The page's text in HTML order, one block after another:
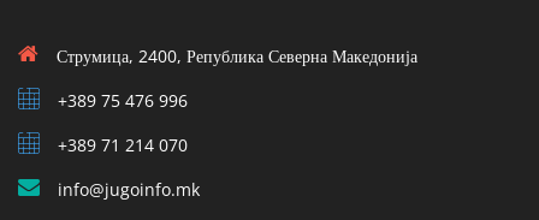
Струмица, 2400, Република Северна Македонија
+389 75 476 996
+389 71 214 070
info@jugoinfo.mk